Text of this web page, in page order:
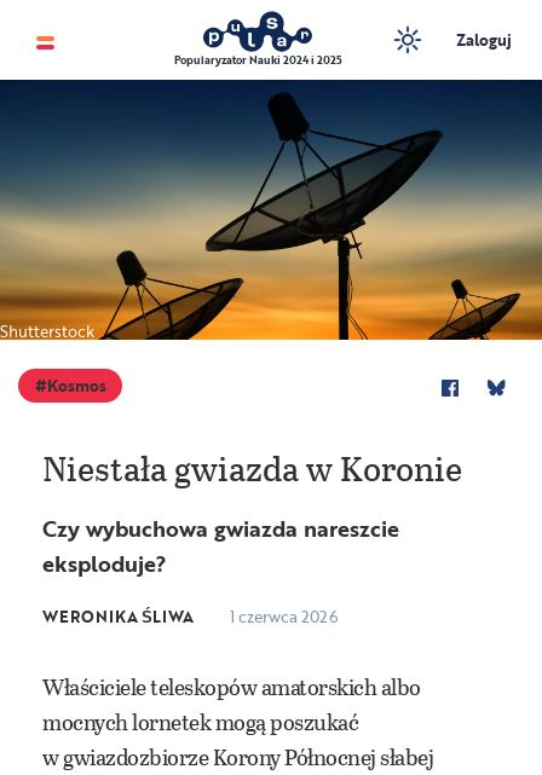
Popularyzator Nauki 2024 i 2025
Zaloguj
Shutterstock
Kosmos
Niestała gwiazda w Koronie
Czy wybuchowa gwiazda nareszcie
eksploduje?
WERONIKA ŚLIWA 1 czerwca 2026
Właściciele teleskopów amatorskich albo
mocnych lornetek mogą poszukać
w gwiazdozbiorze Korony Północnej słabej